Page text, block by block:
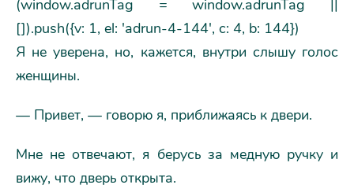
(window.adrunTag = window.adrunTag ||
[]).push({v: 1, el: 'adrun-4-144', c: 4, b: 144})
Я не уверена, но, кажется, внутри слышу голос
женщины.
— Привет, — говорю я, приближаясь к двери.
Мне не отвечают, я берусь за медную ручку и
вижу, что дверь открыта.